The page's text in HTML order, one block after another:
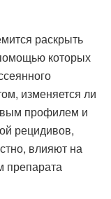
раскрыть
которых
изменяется ли
профилем и
рецидивов,
влияют на
препарата